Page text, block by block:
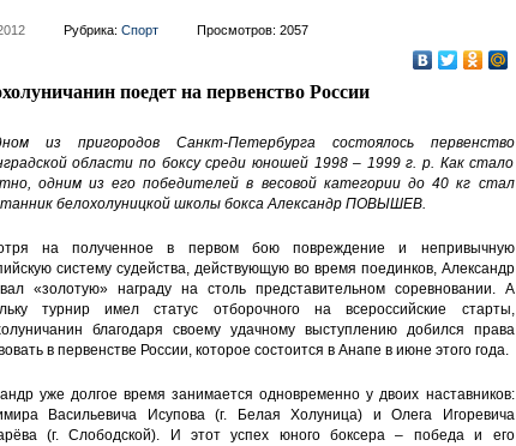
Рубрика: Спорт Просмотров: 2057
поедет на первенство России
из пригородов Санкт-Петербурга состоялось первенство
области по боксу среди юношей 1998 – 1999 г. р. Как стало
одним из его победителей в весовой категории до 40 кг стал
белохолуницкой школы бокса Александр ПОВЫШЕВ.
на полученное в первом бою повреждение и непривычную
систему судейства, действующую во время поединков, Александр
«золотую» награду на столь представительном соревновании. А
турнир имел статус отборочного на всероссийские старты,
благодаря своему удачному выступлению добился права
в первенстве России, которое состоится в Анапе в июне этого года.
уже долгое время занимается одновременно у двоих наставников:
Васильевича Исупова (г. Белая Холуница) и Олега Игоревича
(г. Слободской). И этот успех юного боксера – победа и его